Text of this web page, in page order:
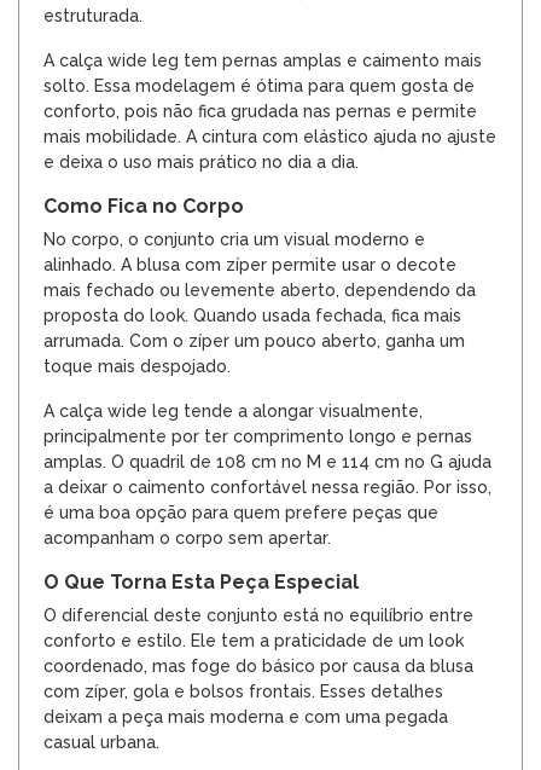
estruturada.
A calça wide leg tem pernas amplas e caimento mais
solto. Essa modelagem é ótima para quem gosta de
conforto, pois não fica grudada nas pernas e permite
mais mobilidade. A cintura com elástico ajuda no ajuste
e deixa o uso mais prático no dia a dia.
Como Fica no Corpo
No corpo, o conjunto cria um visual moderno e
alinhado. A blusa com zíper permite usar o decote
mais fechado ou levemente aberto, dependendo da
proposta do look. Quando usada fechada, fica mais
arrumada. Com o zíper um pouco aberto, ganha um
toque mais despojado.
A calça wide leg tende a alongar visualmente,
principalmente por ter comprimento longo e pernas
amplas. O quadril de 108 cm no M e 114 cm no G ajuda
a deixar o caimento confortável nessa região. Por isso,
é uma boa opção para quem prefere peças que
acompanham o corpo sem apertar.
O Que Torna Esta Peça Especial
O diferencial deste conjunto está no equilíbrio entre
conforto e estilo. Ele tem a praticidade de um look
coordenado, mas foge do básico por causa da blusa
com zíper, gola e bolsos frontais. Esses detalhes
deixam a peça mais moderna e com uma pegada
casual urbana.